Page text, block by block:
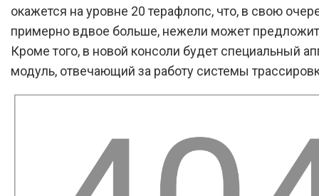
окажется на уровне 20 терафлопс, что, в свою
примерно вдвое больше, нежели может
Кроме того, в новой консоли будет специальный
модуль, отвечающий за работу системы